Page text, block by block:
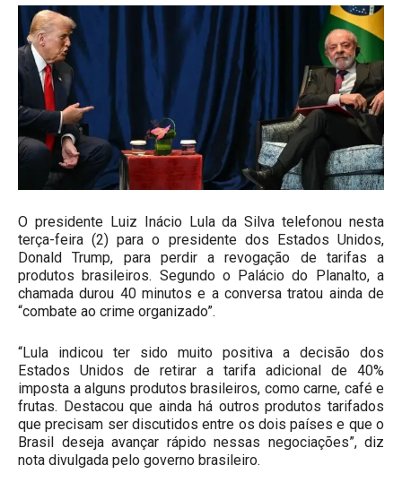
O presidente Luiz Inácio Lula da Silva telefonou nesta
terça-feira (2) para o presidente dos Estados Unidos,
Donald Trump, para perdir a revogação de tarifas a
produtos brasileiros. Segundo o Palácio do Planalto, a
chamada durou 40 minutos e a conversa tratou ainda de
“combate ao crime organizado”.
“Lula indicou ter sido muito positiva a decisão dos
Estados Unidos de retirar a tarifa adicional de 40%
imposta a alguns produtos brasileiros, como carne, café e
frutas. Destacou que ainda há outros produtos tarifados
que precisam ser discutidos entre os dois países e que o
Brasil deseja avançar rápido nessas negociações”, diz
nota divulgada pelo governo brasileiro.